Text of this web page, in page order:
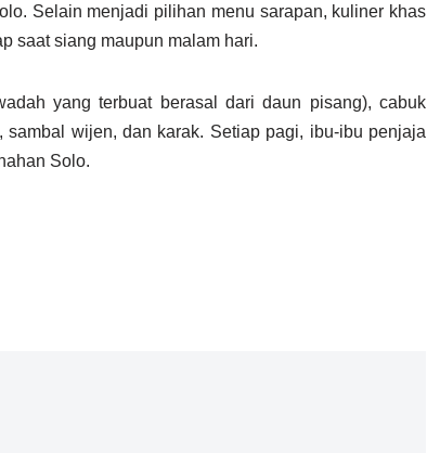
Selain menjadi pilihan menu sarapan, kuliner khas
saat siang maupun malam hari.
yang terbuat berasal dari daun pisang), cabuk
wijen, dan karak. Setiap pagi, ibu-ibu penjaja
Solo.